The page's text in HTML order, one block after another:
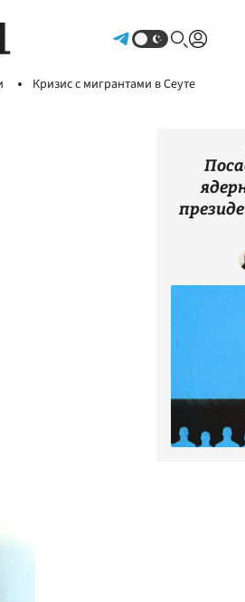
Кризис с мигрантами в Сеуте